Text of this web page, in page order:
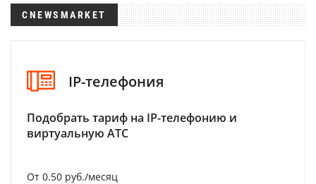
CNEWSMARKET
IP-телефония
Подобрать тариф на IP-телефонию и
виртуальную АТС
От 0.50 руб./месяц